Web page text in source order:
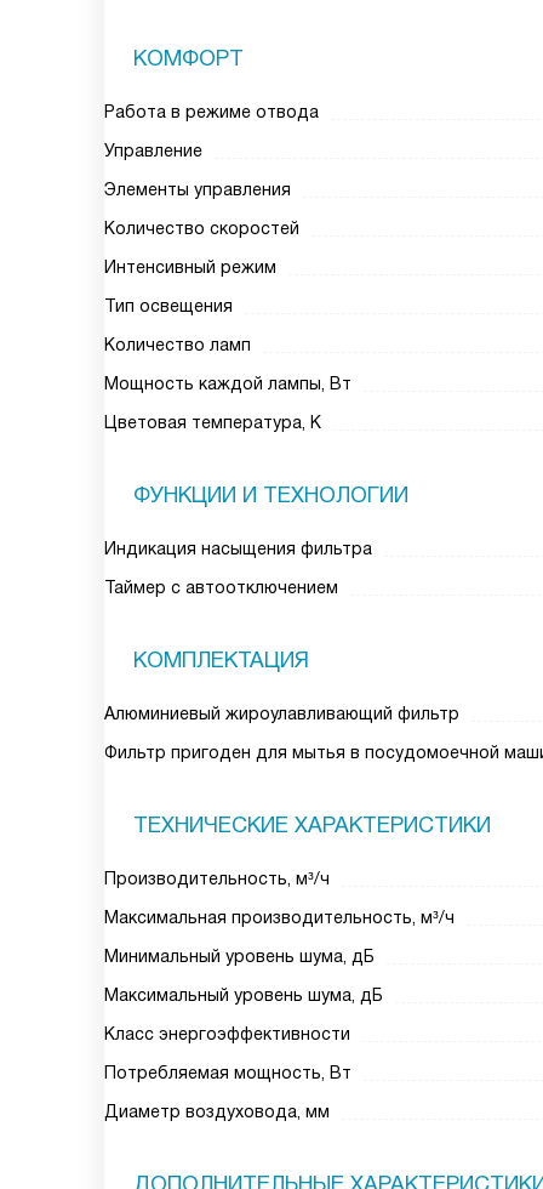
КОМФОРТ
Работа в режиме отвода
Управление
Элементы управления
Количество скоростей
Интенсивный режим
Тип освещения
Количество ламп
Мощность каждой лампы, Вт
Цветовая температура, К
ФУНКЦИИ И ТЕХНОЛОГИИ
Индикация насыщения фильтра
Таймер с автоотключением
КОМПЛЕКТАЦИЯ
Алюминиевый жироулавливающий фильтр
Фильтр пригоден для мытья в посудомоечной
ТЕХНИЧЕСКИЕ ХАРАКТЕРИСТИКИ
Производительность, м³/ч
Максимальная производительность, м³/ч
Минимальный уровень шума, дБ
Максимальный уровень шума, дБ
Класс энергоэффективности
Потребляемая мощность, Вт
Диаметр воздуховода, мм
ДОПОЛНИТЕЛЬНЫЕ